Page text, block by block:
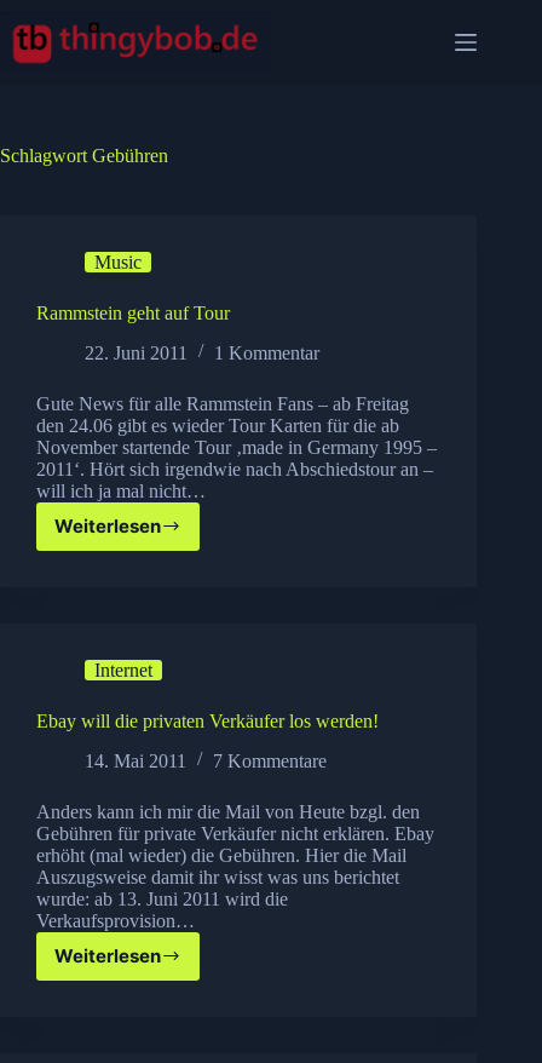
Inhalt
springen
Schlagwort Gebühren
Music
Rammstein geht auf Tour
22. Juni 2011
1 Kommentar
Gute News für alle Rammstein Fans – ab Freitag
den 24.06 gibt es wieder Tour Karten für die ab
November startende Tour ‚made in Germany 1995 –
2011‘. Hört sich irgendwie nach Abschiedstour an –
will ich ja mal nicht…
WeiterlesenRammstein
Internet
Ebay will die privaten Verkäufer los werden!
14. Mai 2011
7 Kommentare
Anders kann ich mir die Mail von Heute bzgl. den
Gebühren für private Verkäufer nicht erklären. Ebay
erhöht (mal wieder) die Gebühren. Hier die Mail
Auszugsweise damit ihr wisst was uns berichtet
wurde: ab 13. Juni 2011 wird die
Verkaufsprovision…
Weiterlesen
Ebay
will